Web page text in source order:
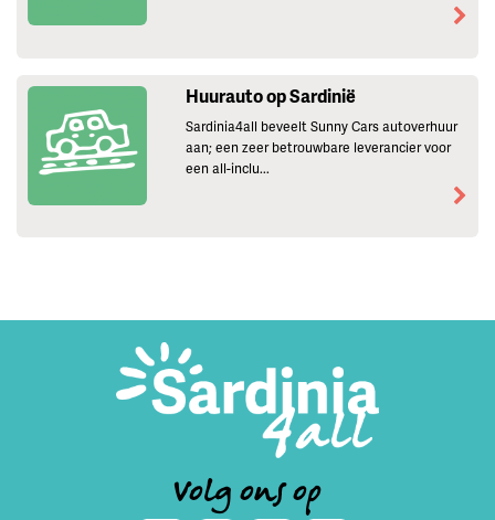
Huurauto op Sardinië
Sardinia4all beveelt Sunny Cars autoverhuur
aan; een zeer betrouwbare leverancier voor
een all-inclu...
Volg ons op